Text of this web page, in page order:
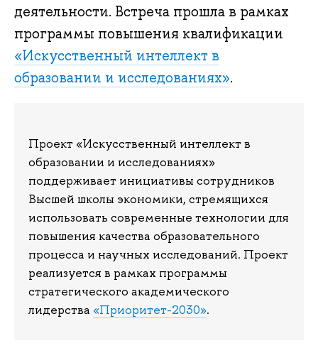
деятельности. Встреча прошла в рамках
программы повышения квалификации
«Искусственный интеллект в
образовании и исследованиях».
Проект «Искусственный интеллект в
образовании и исследованиях»
поддерживает инициативы сотрудников
Высшей школы экономики, стремящихся
использовать современные технологии для
повышения качества образовательного
процесса и научных исследований. Проект
реализуется в рамках программы
стратегического академического
лидерства «Приоритет-2030».